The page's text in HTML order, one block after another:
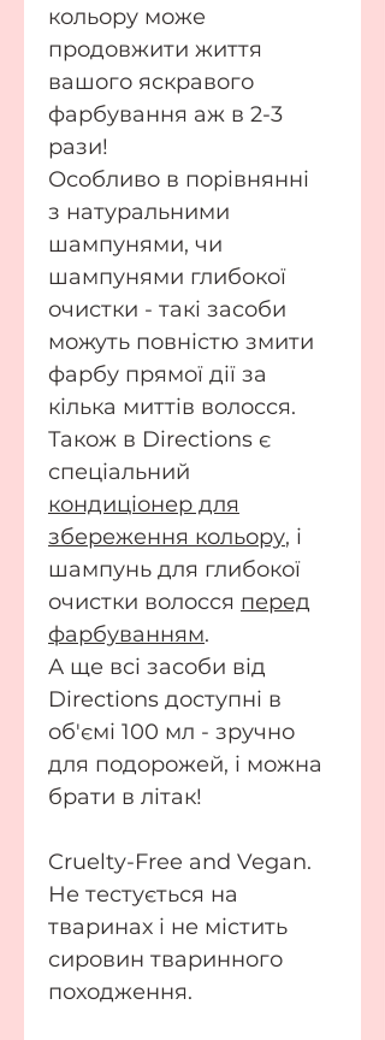
кольору може
продовжити життя
вашого яскравого
фарбування аж в 2-3
рази!
Особливо в порівнянні
з натуральними
шампунями, чи
шампунями глибокої
очистки - такі засоби
можуть повністю змити
фарбу прямої дії за
кілька миттів волосся.
Також в Directions є
спеціальний
кондиціонер для
збереження кольору, і
шампунь для глибокої
очистки волосся перед
фарбуванням.
А ще всі засоби від
Directions доступні в
об'ємі 100 мл - зручно
для подорожей, і можна
брати в літак!
Cruelty-Free and Vegan.
Не тестується на
тваринах і не містить
сировин тваринного
походження.